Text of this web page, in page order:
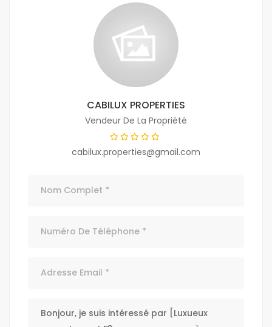
CABILUX PROPERTIES
Vendeur De La Propriété
cabilux.properties@gmail.com